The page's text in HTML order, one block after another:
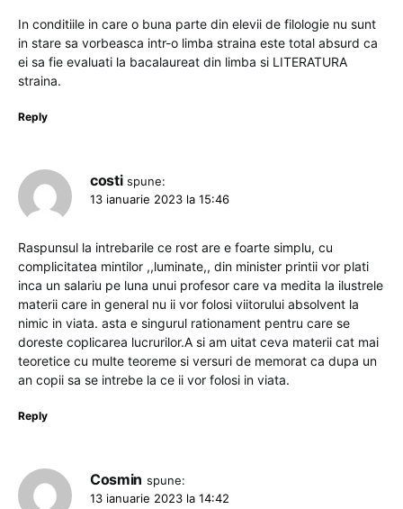
In conditiile in care o buna parte din elevii de filologie nu sunt
in stare sa vorbeasca intr-o limba straina este total absurd ca
ei sa fie evaluati la bacalaureat din limba si LITERATURA
straina.
Reply
costi spune:
13 ianuarie 2023 la 15:46
Raspunsul la intrebarile ce rost are e foarte simplu, cu
complicitatea mintilor ,,luminate,, din minister printii vor plati
inca un salariu pe luna unui profesor care va medita la ilustrele
materii care in general nu ii vor folosi viitorului absolvent la
nimic in viata. asta e singurul rationament pentru care se
doreste coplicarea lucrurilor.A si am uitat ceva materii cat mai
teoretice cu multe teoreme si versuri de memorat ca dupa un
an copii sa se intrebe la ce ii vor folosi in viata.
Reply
Cosmin spune:
13 ianuarie 2023 la 14:42